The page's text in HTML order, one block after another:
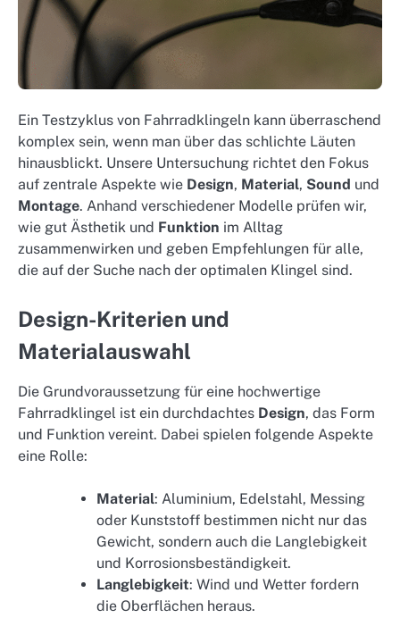
Ein Testzyklus von Fahrradklingeln kann überraschend
komplex sein, wenn man über das schlichte Läuten
hinausblickt. Unsere Untersuchung richtet den Fokus
auf zentrale Aspekte wie Design, Material, Sound und
Montage. Anhand verschiedener Modelle prüfen wir,
wie gut Ästhetik und Funktion im Alltag
zusammenwirken und geben Empfehlungen für alle,
die auf der Suche nach der optimalen Klingel sind.
Design-Kriterien und
Materialauswahl
Die Grundvoraussetzung für eine hochwertige
Fahrradklingel ist ein durchdachtes Design, das Form
und Funktion vereint. Dabei spielen folgende Aspekte
eine Rolle:
Material: Aluminium, Edelstahl, Messing
oder Kunststoff bestimmen nicht nur das
Gewicht, sondern auch die Langlebigkeit
und Korrosionsbeständigkeit.
Langlebigkeit: Wind und Wetter fordern
die Oberflächen heraus.